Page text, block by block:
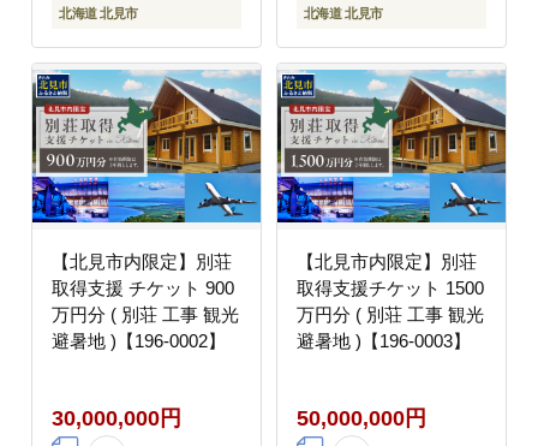
北海道 北見市 北海道 北見市
【北見市内限定】別荘
取得支援 チケット 900
万円分 ( 別荘 工事 観光
避暑地 )【196-0002】
30,000,000円
【北見市内限定】別荘
取得支援チケット 1500
万円分 ( 別荘 工事 観光
避暑地 )【196-0003】
50,000,000円